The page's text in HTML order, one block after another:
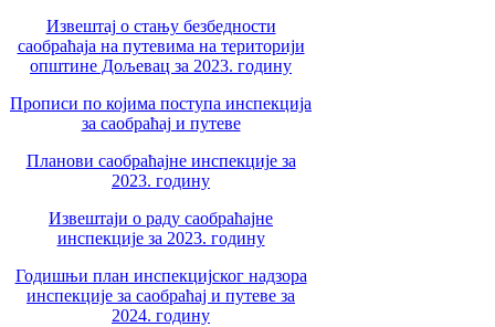
Извештај о стању безбедности
саобраћаја на путевима на територији
општине Дољевац за 2023. годину
Прописи по којима поступа инспекција
за саобраћај и путеве
Планови саобраћајне инспекције за
2023. годину
Извештаји о раду саобраћајне
инспекције за 2023. годину
Годишњи план инспекцијског надзора
инспекције за саобраћај и путеве за
2024. годину